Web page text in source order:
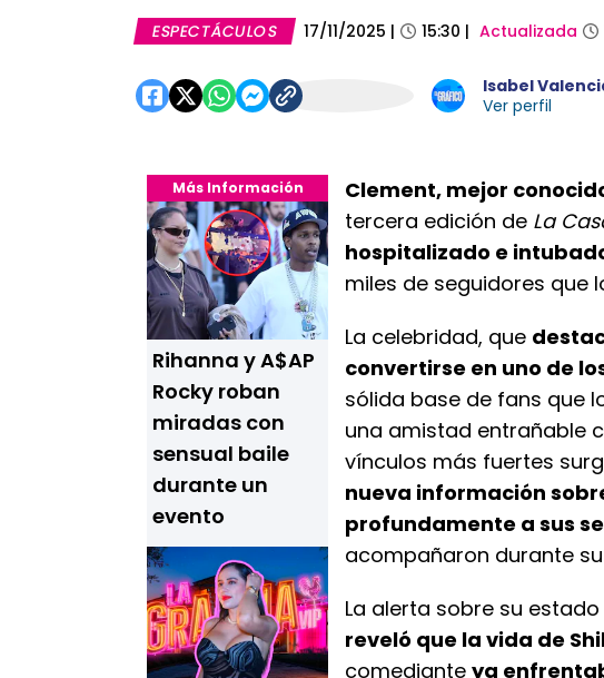
ESPECTÁCULOS 17/11/2025 | 15:30 | Actualizada
Isabel
Ver perfil
Más Información
Rihanna y A$AP
Rocky roban
miradas con
sensual baile
durante un
evento
Clement, mejor
tercera edición de La
hospitalizado e
miles de seguidores que
La celebridad, que
convertirse en uno de
sólida base de fans que
una amistad entrañable
vínculos más fuertes
nueva información
profundamente a sus
acompañaron durante
La alerta sobre su
reveló que la vida de
comediante ya